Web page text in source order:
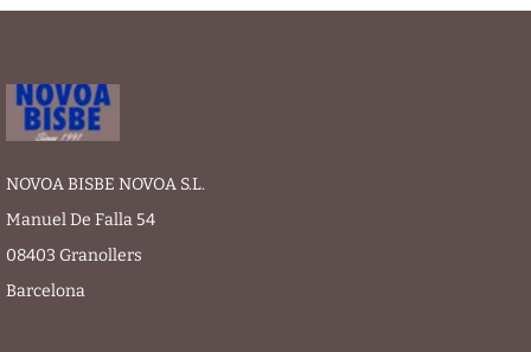
NOVOA BISBE NOVOA S.L.
Manuel De Falla 54
08403 Granollers
Barcelona